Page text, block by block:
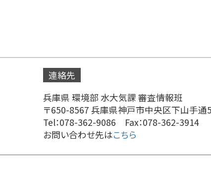
連絡先
兵庫県 環境部 水大気課 審査情報班
〒650-8567 兵庫県神戸市中央区下山手通
Tel：078-362-9086 Fax：078-362-3914
お問い合わせ先はこちら